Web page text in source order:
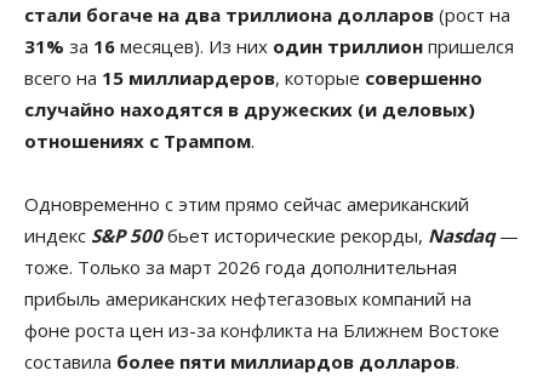
стали богаче на два триллиона долларов (рост на
31% за 16 месяцев). Из них один триллион пришелся
всего на 15 миллиардеров, которые совершенно
случайно находятся в дружеских (и деловых)
отношениях с Трампом.
Одновременно с этим прямо сейчас американский
индекс S&P 500бьет исторические рекорды, Nasdaq—
тоже. Только за март 2026 года дополнительная
прибыль американских нефтегазовых компаний на
фоне роста цен из-за конфликта на Ближнем Востоке
составила более пяти миллиардов долларов.